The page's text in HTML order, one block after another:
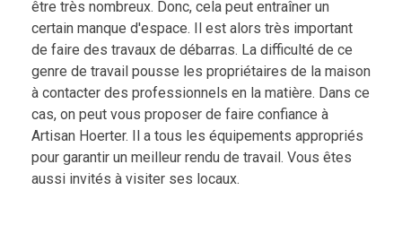
être très nombreux. Donc, cela peut entraîner un
certain manque d'espace. Il est alors très important
de faire des travaux de débarras. La difficulté de ce
genre de travail pousse les propriétaires de la maison
à contacter des professionnels en la matière. Dans ce
cas, on peut vous proposer de faire confiance à
Artisan Hoerter. Il a tous les équipements appropriés
pour garantir un meilleur rendu de travail. Vous êtes
aussi invités à visiter ses locaux.